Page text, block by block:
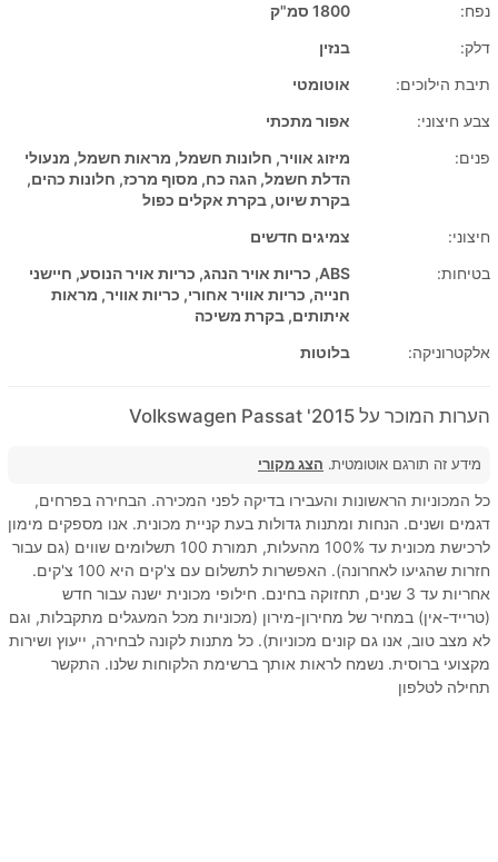
נפח:
1800 סמ"ק
דלק:
בנזין
תיבת הילוכים:
אוטומטי
צבע חיצוני:
אפור מתכתי
פנים:
מיזוג אוויר, חלונות חשמל, מראות חשמל, מנעולי
הדלת חשמל, הגה כח, מסוף מרכז, חלונות כהים,
בקרת שיוט, בקרת אקלים כפול
חיצוני:
צמיגים חדשים
בטיחות:
ABS, כריות אויר הנהג, כריות אויר הנוסע, חיישני
חנייה, כריות אוויר אחורי, כריות אוויר, מראות
איתותים, בקרת משיכה
אלקטרוניקה:
בלוטות
הערות המוכר על 2015' Volkswagen Passat
מידע זה תורגם אוטומטית. הצג מקורי
כל המכוניות הראשונות והעבירו בדיקה לפני המכירה. הבחירה בפרחים,
דגמים ושנים. הנחות ומתנות גדולות בעת קניית מכונית. אנו מספקים מימון
לרכישת מכונית עד 100% מהעלות, תמורת 100 תשלומים שווים (גם עבור
חזרות שהגיעו לאחרונה). האפשרות לתשלום עם צ'קים היא 100 צ'קים.
אחריות עד 3 שנים, תחזוקה בחינם. חילופי מכונית ישנה עבור חדש
(טרייד-אין) במחיר של מחירון-מירון (מכוניות מכל המעגלים מתקבלות, וגם
לא מצב טוב, אנו גם קונים מכוניות). כל מתנות לקונה לבחירה, ייעוץ ושירות
מקצועי ברוסית. נשמח לראות אותך ברשימת הלקוחות שלנו. התקשר
תחילה לטלפון